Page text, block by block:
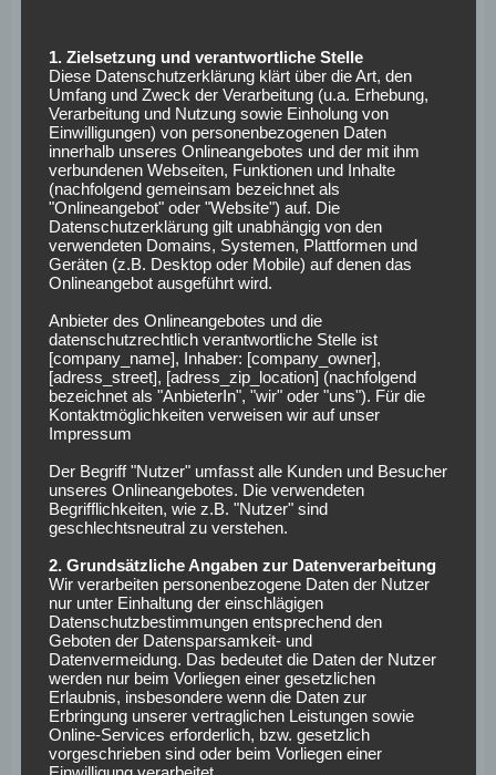
Hertha BSC –
Karlsruher SC
(Samstag, 13:00 Uhr)
BSC:Ernst – Gechter, Leistner, M. Dardai –
Kenny, Klemens, Zeefuik – Cuisance, Maza –
Reese, Scherhant
Brooks(Sprunggelenkverletzung),P. Dardai(Infekt),
Dudziak(Hüftgelenk-OP) undHussein
(Sprunggelenkverletzung) sind nicht einsatzbereit.
KSC:Weiß – Kobald, M. Franke, Beifus – S. Jung, Herold –
Burnic, Rapp, Wanitzek – Kaufmann, Schleusener
Hunziker(Aufbautraining) undSihlaroglu
Kreuzbandriss) stehen nicht zur Verfügung.
1. FC Kaiserslautern –
Fortuna Düsseldorf
(Samstag, 20:30 Uhr)
FCK:Simoni – Elvedi, Sirch, M. Bauer – J.
Zimmer, Breithaupt, Kleinhansl – Ritter, Kaloc –
1. Zielsetzung und verantwortliche Stelle
Diese Datenschutzerklärung klärt über die Art, den
Umfang und Zweck der Verarbeitung (u.a. Erhebung,
Verarbeitung und Nutzung sowie Einholung von
Einwilligungen) von personenbezogenen Daten
innerhalb unseres Onlineangebotes und der mit ihm
verbundenen Webseiten, Funktionen und Inhalte
(nachfolgend gemeinsam bezeichnet als
"Onlineangebot" oder "Website") auf. Die
Datenschutzerklärung gilt unabhängig von den
verwendeten Domains, Systemen, Plattformen und
Geräten (z.B. Desktop oder Mobile) auf denen das
Onlineangebot ausgeführt wird.
Anbieter des Onlineangebotes und die
datenschutzrechtlich verantwortliche Stelle ist
[company_name], Inhaber: [company_owner],
[adress_street], [adress_zip_location] (nachfolgend
bezeichnet als "AnbieterIn", "wir" oder "uns"). Für die
Kontaktmöglichkeiten verweisen wir auf unser
Impressum
Der Begriff "Nutzer" umfasst alle Kunden und Besucher
unseres Onlineangebotes. Die verwendeten
Begrifflichkeiten, wie z.B. "Nutzer" sind
geschlechtsneutral zu verstehen.
2. Grundsätzliche Angaben zur Datenverarbeitung
Wir verarbeiten personenbezogene Daten der Nutzer
nur unter Einhaltung der einschlägigen
Datenschutzbestimmungen entsprechend den
Geboten der Datensparsamkeit- und
Datenvermeidung. Das bedeutet die Daten der Nutzer
werden nur beim Vorliegen einer gesetzlichen
Erlaubnis, insbesondere wenn die Daten zur
Erbringung unserer vertraglichen Leistungen sowie
Online-Services erforderlich, bzw. gesetzlich
vorgeschrieben sind oder beim Vorliegen einer